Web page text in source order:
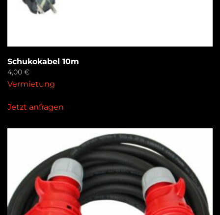
Schukokabel 10m
4,00 €
Vermietung
Jetzt anfragen